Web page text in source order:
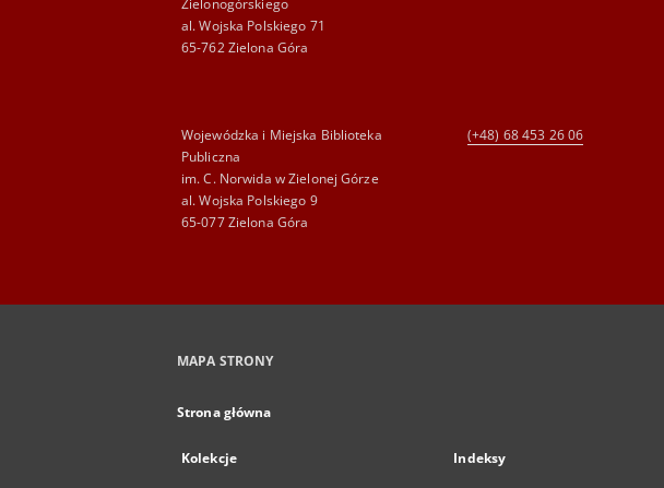
Zielonogórskiego
al. Wojska Polskiego 71
65-762 Zielona Góra
Wojewódzka i Miejska Biblioteka
Publiczna
im. C. Norwida w Zielonej Górze
al. Wojska Polskiego 9
65-077 Zielona Góra
(+48) 68 453 26 06
MAPA STRONY
Strona główna
Kolekcje Indeksy